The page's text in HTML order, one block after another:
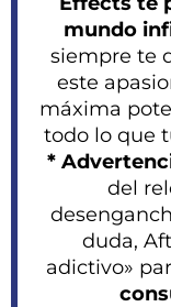
mundo
siempre te
este
máxima
todo lo que
*
del
duda,
adictivo»